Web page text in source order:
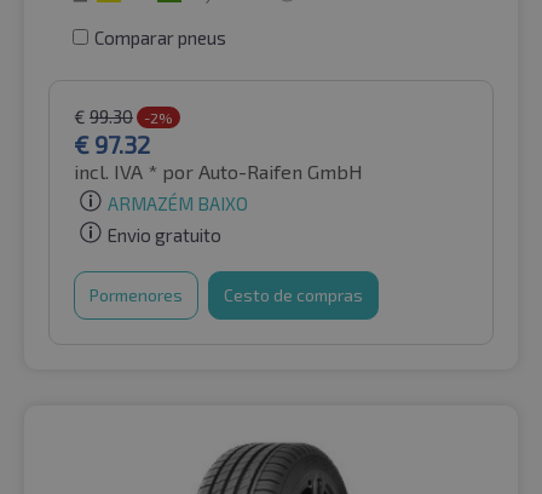
Comparar pneus
€ 99.30 -2%
€ 97.32
incl. IVA * por Auto-Raifen GmbH
ARMAZÉM BAIXO
Envio gratuito
Pormenores Cesto de compras